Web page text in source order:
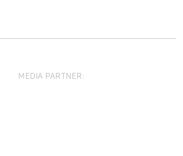
MEDIA PARTNER: